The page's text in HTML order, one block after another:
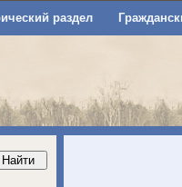
раздел